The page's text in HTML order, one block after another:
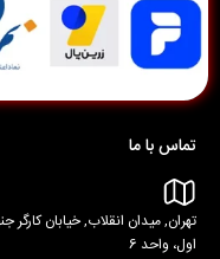
تماس با ما
اول، واحد 6